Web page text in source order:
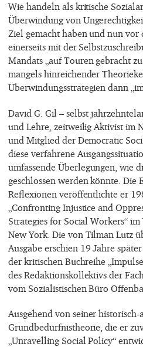
Wie handeln als kritische
Überwindung von
Ziel gemacht haben und nun vor
einerseits mit der
Mandats „auf Touren gebracht
mangels hinreichender
Überwindungsstrategien dann
David G. Gil – selbst
und Lehre, zeitweilig Aktivist im
und Mitglied der Democratic
diese verfahrene
umfassende Überlegungen, wie
geschlossen werden könnte. Die
Reflexionen veröffentlichte er
„Confronting Injustice and
Strategies for Social Workers“ im
New York. Die von Tilman Lutz
Ausgabe erschien 19 Jahre
der kritischen Buchreihe
des Redaktionskollektivs der
vom Sozialistischen Büro
Ausgehend von seiner
Grundbedürfnistheorie, die er
„Unravelling Social Policy“